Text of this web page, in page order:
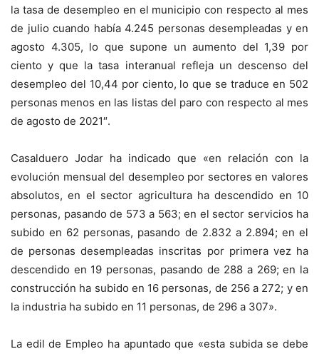
la tasa de desempleo en el municipio con respecto al mes
de julio cuando había 4.245 personas desempleadas y en
agosto 4.305, lo que supone un aumento del 1,39 por
ciento y que la tasa interanual refleja un descenso del
desempleo del 10,44 por ciento, lo que se traduce en 502
personas menos en las listas del paro con respecto al mes
de agosto de 2021″.
Casalduero Jodar ha indicado que «en relación con la
evolución mensual del desempleo por sectores en valores
absolutos, en el sector agricultura ha descendido en 10
personas, pasando de 573 a 563; en el sector servicios ha
subido en 62 personas, pasando de 2.832 a 2.894; en el
de personas desempleadas inscritas por primera vez ha
descendido en 19 personas, pasando de 288 a 269; en la
construcción ha subido en 16 personas, de 256 a 272; y en
la industria ha subido en 11 personas, de 296 a 307».
La edil de Empleo ha apuntado que «esta subida se debe